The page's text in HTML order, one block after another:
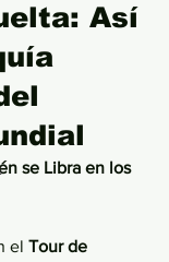
Así
se Libra en los
el Tour de